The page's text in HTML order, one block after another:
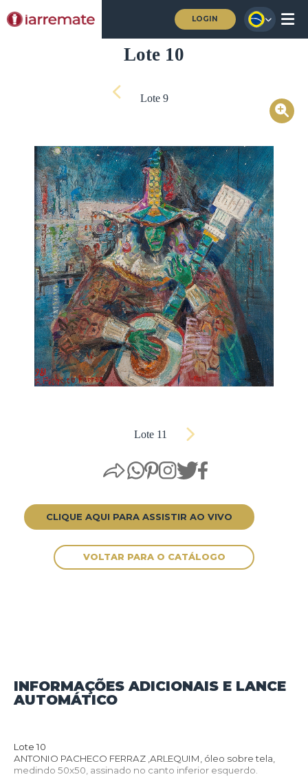
LOGIN
Lote 10
Lote 9
Lote 11
INFORMAÇÕES ADICIONAIS E LANCE
AUTOMÁTICO
Lote 10
ANTONIO PACHECO FERRAZ ,ARLEQUIM, óleo sobre tela,
medindo 50x50, assinado no canto inferior esquerdo.
CLIQUE AQUI PARA ASSISTIR AO VIVO
VOLTAR PARA O CATÁLOGO